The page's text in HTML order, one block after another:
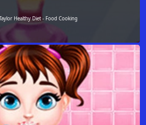
Healthy Diet - Food Cooking